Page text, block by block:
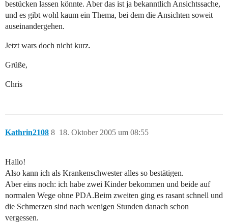
bestücken lassen könnte. Aber das ist ja bekanntlich Ansichtssache,
und es gibt wohl kaum ein Thema, bei dem die Ansichten soweit
auseinandergehen.
Jetzt wars doch nicht kurz.
Grüße,
Chris
Kathrin2108 18. Oktober 2005 um 08:55
8
Hallo!
Also kann ich als Krankenschwester alles so bestätigen.
Aber eins noch: ich habe zwei Kinder bekommen und beide auf
normalen Wege ohne PDA.Beim zweiten ging es rasant schnell und
die Schmerzen sind nach wenigen Stunden danach schon
vergessen.